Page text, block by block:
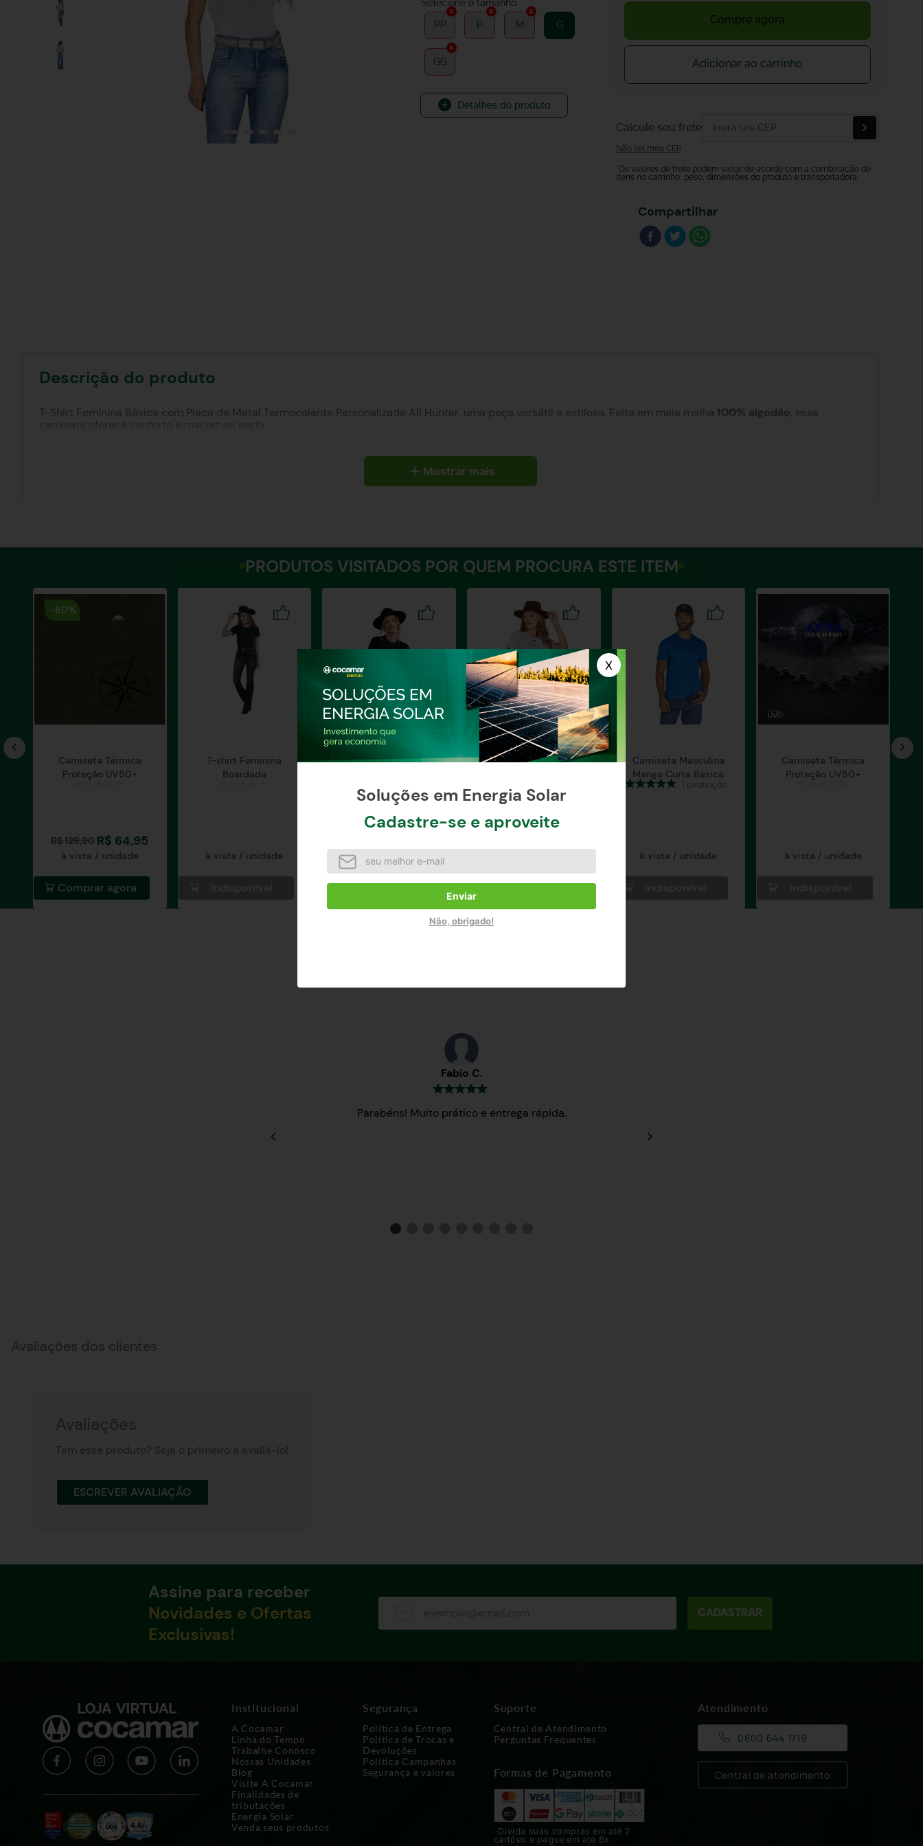
Soluções em Energia Solar
Cadastre-se e aproveite
Enviar
Não, obrigado!
PP P M G
GG
Detalhes do produto
Compre agora
Adicionar ao carrinho
Calcule seu frete
Não sei meu CEP
*Os valores de frete podem variar de acordo com a combinação de
itens no carrinho, peso, dimensões do produto e transportadora.
Compartilhar
Descrição do produto
T-Shirt Feminina Básica com Placa de Metal Termocolante Personalizada All Hunter, uma peça versátil e estilosa. Feita em meia malha 100% algodão, essa
looks casuais, combinando facilmente com diversas peças do seu guarda-roupa. Seja para um passeio no parque ou um encontro com amigos, a T-Shirt Feminina
Básica com Placa de Metal Termocolante Personalizada All Hunter é a escolha certa para mulheres que desejam expressar seu estilo de forma única e autêntica.
Mostrar mais
PRODUTOS VISITADOS POR QUEM PROCURA ESTE ITEM
-50%
Camiseta Térmica
Proteção UV50+
R$129,90 R$ 64,95
à vista / unidade
Comprar agora
T-shirt Feminina
Boardada
à vista / unidade
T-Shirt Feminina Basica
à vista / unidade
Indisponível
T-Shirt Feminina
Indisponível
Camiseta Masculina
Manga Curta Basica
1 avaliação
à vista / unidade
Camiseta Térmica
Proteção UV50+
à vista / unidade
Fabio C.
Parabéns! Muito prático e entrega rápida.
Avaliações dos clientes
Avaliações
Tem esse produto? Seja o primeiro a avaliá-lo!
ESCREVER AVALIAÇÃO
Assine para receber
Novidades e Ofertas
Exclusivas!
CADASTRAR
Institucional
A Cocamar
Linha do Tempo
Trabalhe Conosco
Nossas Unidades
Blog
Visite A Cocamar
Finalidades de
tributações
Energia Solar
Venda seus produtos
Segurança
Política de Entrega
Política de Trocas e
Devoluções
Política Campanhas
Segurança e valores
Suporte
Central de Atendimento
Perguntas Frequentes
Formas de Pagamento
-Divida suas compras em até 2
cartões e pague em até 6x.
Atendimento
0800 644 1719
Central de atendimento